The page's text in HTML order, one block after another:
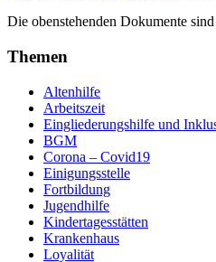
Die obenstehenden Dokumente
Themen
Altenhilfe
Arbeitszeit
Eingliederungshilfe und
BGM
Corona – Covid19
Einigungsstelle
Fortbildung
Jugendhilfe
Kindertagesstätten
Krankenhaus
Loyalität